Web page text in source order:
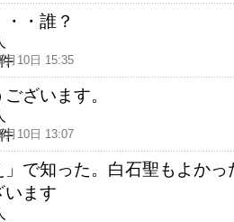
・誰？
月10日 15:35
件
ざいます。
月10日 13:07
件
」で知った。白石聖もよか
います